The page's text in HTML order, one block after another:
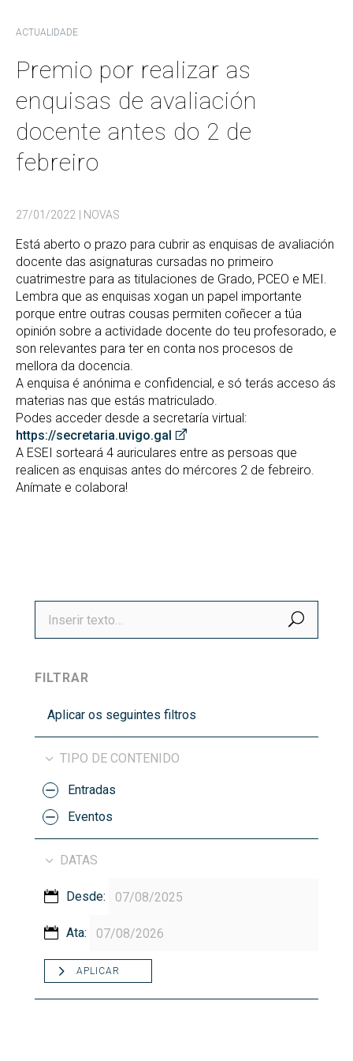
ACTUALIDADE
Premio por realizar as
enquisas de avaliación
docente antes do 2 de
febreiro
27/01/2022 | NOVAS
Está aberto o prazo para cubrir as enquisas de avaliación
docente das asignaturas cursadas no primeiro
cuatrimestre para as titulaciones de Grado, PCEO e MEI.
Lembra que as enquisas xogan un papel importante
porque entre outras cousas permiten coñecer a túa
opinión sobre a actividade docente do teu profesorado, e
son relevantes para ter en conta nos procesos de
mellora da docencia.
A enquisa é anónima e confidencial, e só terás acceso ás
materias nas que estás matriculado.
Podes acceder desde a secretaría virtual:
https://secretaria.uvigo.gal
A ESEI sorteará 4 auriculares entre as persoas que
realicen as enquisas antes do mércores 2 de febreiro.
Anímate e colabora!
FILTRAR
Aplicar os seguintes filtros
TIPO DE CONTENIDO
Entradas
Eventos
DATAS
Desde:
Ata:
APLICAR